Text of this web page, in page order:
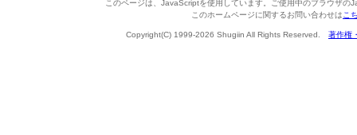
このページは、JavaScriptを使用しています。ご使用中のブラウザの
このホームページに関するお問い合わせは こ
Copyright(C) 1999-2026 Shugiin All Rights Reserved. 著作権